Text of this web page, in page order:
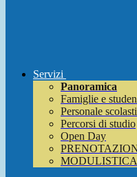
Servizi
Panoramica
Famiglie e
Personale
Percorsi di studio
Open Day